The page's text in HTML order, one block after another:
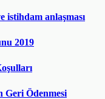
istihdam anlaşması
2019
Geri Ödenmesi